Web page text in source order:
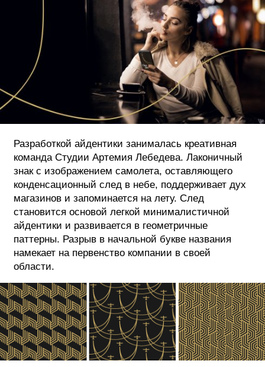
Разработкой айдентики занималась креативная
команда Студии Артемия Лебедева. Лаконичный
знак с изображением самолета, оставляющего
конденсационный след в небе, поддерживает дух
магазинов и запоминается на лету. След
становится основой легкой минималистичной
айдентики и развивается в геометричные
паттерны. Разрыв в начальной букве названия
намекает на первенство компании в своей
области.